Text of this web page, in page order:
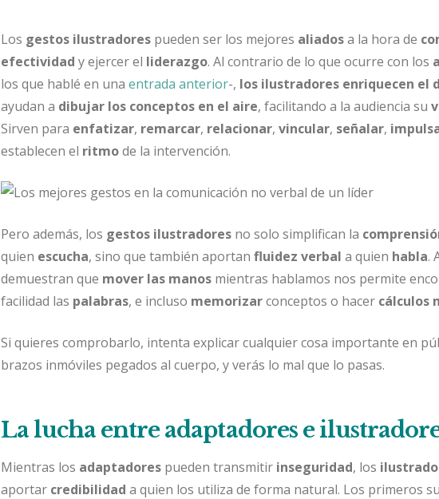
Los gestos ilustradorespueden ser los mejores aliadosa la hora de
efectividad y ejercer el liderazgo. Al contrario de lo que ocurre con los
los que hablé en una entrada anterior-, los ilustradores enriquecen el
ayudan a dibujar los conceptos en el aire, facilitando a la audiencia su
Sirven para enfatizar, remarcar, relacionar, vincular, señalar,
establecen el ritmode la intervención.
Pero además, los gestos ilustradoresno solo simplifican la
quien escucha, sino que también aportan fluidez verbal a quien habla.
demuestran que mover las manosmientras hablamos nos permite
facilidad las palabras, e incluso memorizarconceptos o hacercálculos
Si quieres comprobarlo, intenta explicar cualquier cosa importante en
brazos inmóviles pegados al cuerpo, y verás lo mal que lo pasas.
La lucha entre adaptadores e
Mientras los adaptadores pueden transmitir inseguridad, los
aportar credibilidad a quien los utiliza de forma natural. Los primeros